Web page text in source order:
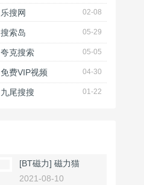
乐搜网 02-08
搜索岛 05-29
夸克搜索 05-05
免费VIP视频 04-30
九尾搜搜 01-22
[BT磁力] 磁力猫
2021-08-10